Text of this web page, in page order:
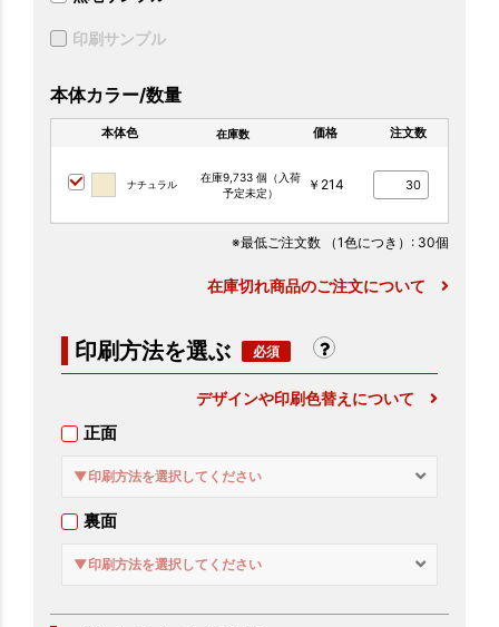
印刷サンプル
本体カラー/数量
本体色 在庫数 価格 注文数
ナチュラル
在庫9,733 個（入荷
予定未定）
￥214
※最低ご注文数 （1色につき） : 30個
在庫切れ商品のご注文について
印刷方法を選ぶ
デザインや印刷色替えについて
正面
▼印刷方法を選択してください
裏面
▼印刷方法を選択してください